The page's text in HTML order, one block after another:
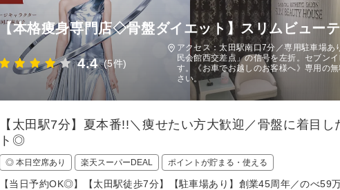
【本格痩身専門店◇骨盤ダイエット】スリムビュー
4.4 (5件)
アクセス：太田駅南口7分／専用駐車場
民会館西交差点」の信号を左折。セブン
す。《お車でお越しのお客様へ》専用の
さい。
【太田駅7分】夏本番!!＼痩せたい方大歓迎／骨盤に着目
ト◎
◎ 本日空席あり 楽天スーパーDEAL ポイントが貯まる・使える
【当日予約OK◎】【太田駅徒歩7分】【駐車場あり】創業45周年／のべ59